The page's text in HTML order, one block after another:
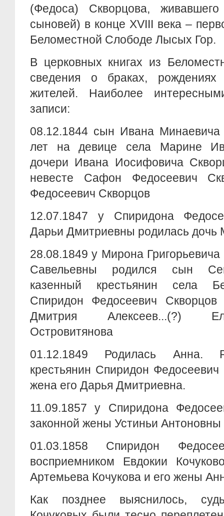
(Федоса) Скворцова,
сыновей) в конце XVIII века –
Беломестной Слободе Лысых Гор.
В церковных книгах из
сведения о браках,
жителей. Наиболее
записи:
08.12.1844 сын Ивана
лет на девице села Марине
дочери Ивана Иосифовича
невесте Сафон Федосеевич
Федосеевич Скворцов
12.07.1847 у Спиридона
Дарьи Дмитриевны родилась дочь
28.08.1849 у Мирона
Савельевны родился сын
казенный крестьянин села
Спиридон Федосеевич
Дмитрия Алексеев...(?)
Островитянова
01.12.1849 Родилась Анна.
крестьянин Спиридон
жена его Дарья Дмитриевна.
11.09.1857 у Спиридона
законной жены Устиньи
01.03.1858 Спиридон
восприемником Евдокии
Артемьева Кочукова и его жены
Как позднее выяснилось,